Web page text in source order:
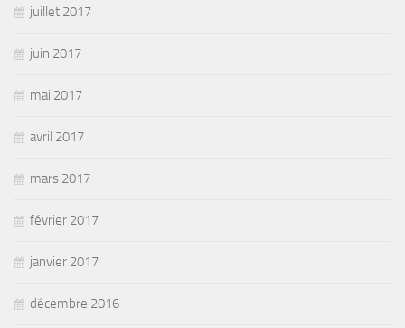
juillet 2017
juin 2017
mai 2017
avril 2017
mars 2017
février 2017
janvier 2017
décembre 2016